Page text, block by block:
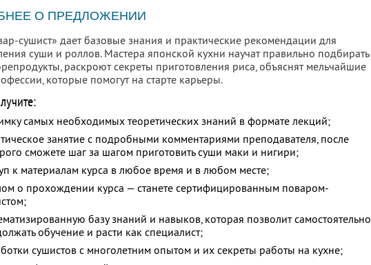
О ПРЕДЛОЖЕНИИ
сушист» дает базовые знания и практические рекомендации для
суши и роллов. Мастера японской кухни научат правильно подбирать
раскроют секреты приготовления риса, объяснят мельчайшие
которые помогут на старте карьеры.
самых необходимых теоретических знаний в формате лекций;
занятие с подробными комментариями преподавателя, после
сможете шаг за шагом приготовить суши маки и нигири;
к материалам курса в любое время и в любом месте;
о прохождении курса — станете сертифицированным поваром-
базу знаний и навыков, которая позволит самостоятельно
обучение и расти как специалист;
сушистов с многолетним опытом и их секреты работы на кухне;